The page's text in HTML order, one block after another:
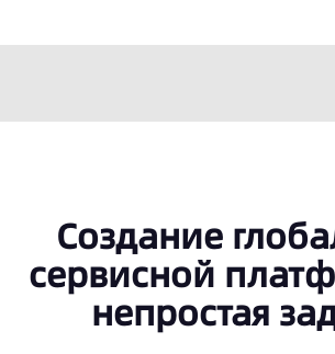
Создание
сервисной
непростая